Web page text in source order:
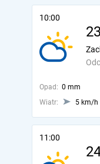
10:00
Opad: 0 mm
Wiatr:
5 km/h
11:00